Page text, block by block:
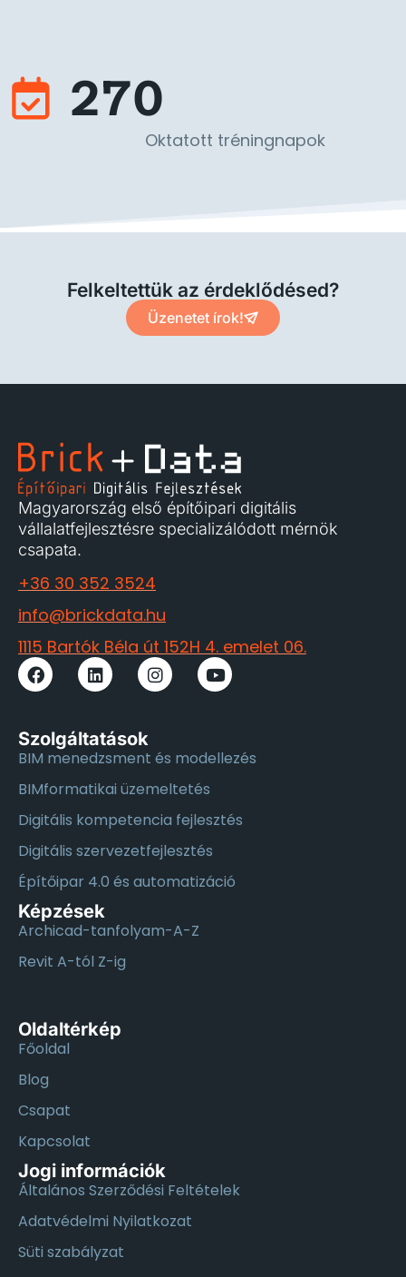
270
Oktatott tréningnapok
Üzenetet írok!
Felkeltettük az érdeklődésed?
Magyarország első építőipari digitális
vállalatfejlesztésre specializálódott mérnök
csapata.
+36 30 352 3524
info@brickdata.hu
1115 Bartók Béla út 152H 4. emelet 06.
Szolgáltatások
BIM menedzsment és modellezés
BIMformatikai üzemeltetés
Digitális kompetencia fejlesztés
Digitális szervezetfejlesztés
Építőipar 4.0 és automatizáció
Képzések
Archicad-tanfolyam-A-Z
Revit A-tól Z-ig
Oldaltérkép
Főoldal
Blog
Csapat
Kapcsolat
Jogi információk
Általános Szerződési Feltételek
Adatvédelmi Nyilatkozat
Süti szabályzat